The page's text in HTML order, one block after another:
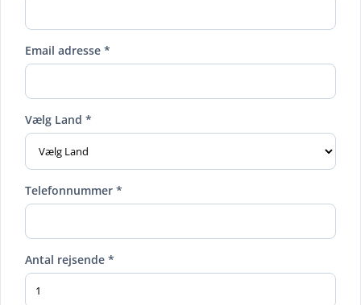
Email adresse *
Vælg Land *
Telefonnummer *
Antal rejsende *